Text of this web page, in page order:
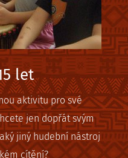
let
aktivitu pro své
jen dopřát svým
jiný hudební nástroj
cítění?